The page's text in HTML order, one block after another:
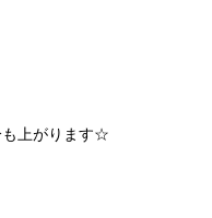
も上がります☆